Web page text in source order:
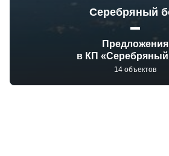
Серебряный
Предложения
в КП
14 объектов